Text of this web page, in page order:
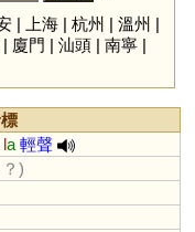
| 上海| 杭州 | 溫州 |
| 廈門 | 汕頭| 南寧|
la 輕聲
)